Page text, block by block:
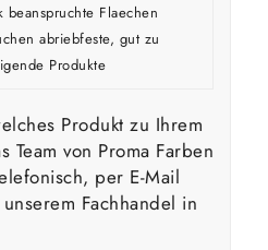
beanspruchte Flaechen
abriebfeste, gut zu
Produkte
Produkt zu Ihrem
Team von Proma Farben
per E-Mail
Fachhandel in